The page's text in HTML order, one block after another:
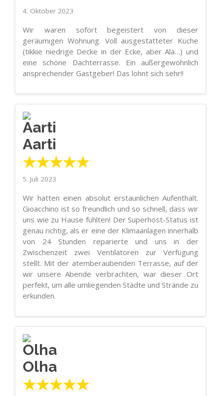
4. Oktober 2023
Wir waren sofort begeistert von dieser
geräumigen Wohnung. Voll ausgestatteter Küche
(tikkie niedrige Decke in der Ecke, aber Ala…) und
eine schöne Dachterrasse. Ein außergewöhnlich
ansprechender Gastgeber! Das lohnt sich sehr!!
Aarti
★★★★★
5. Juli 2023
Wir hatten einen absolut erstaunlichen Aufenthalt.
Gioacchino ist so freundlich und so schnell, dass wir
uns wie zu Hause fühlten! Der Superhost-Status ist
genau richtig, als er eine der Klimaanlagen innerhalb
von 24 Stunden reparierte und uns in der
Zwischenzeit zwei Ventilatoren zur Verfügung
stellt. Mit der atemberaubenden Terrasse, auf der
wir unsere Abende verbrachten, war dieser Ort
perfekt, um alle umliegenden Städte und Strände zu
erkunden.
Olha
★★★★★